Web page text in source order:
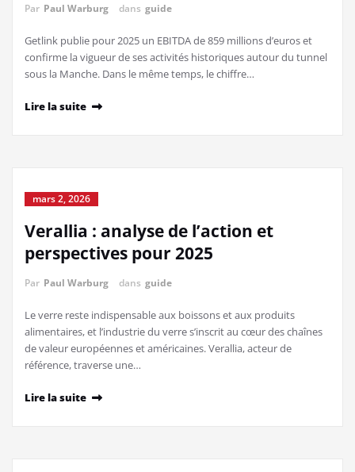
Par Paul Warburg dans guide
Getlink publie pour 2025 un EBITDA de 859 millions d’euros et
confirme la vigueur de ses activités historiques autour du tunnel
sous la Manche. Dans le même temps, le chiffre…
Lire la suite
mars 2, 2026
Verallia : analyse de l’action et
perspectives pour 2025
Par Paul Warburg dans guide
Le verre reste indispensable aux boissons et aux produits
alimentaires, et l’industrie du verre s’inscrit au cœur des chaînes
de valeur européennes et américaines. Verallia, acteur de
référence, traverse une…
Lire la suite